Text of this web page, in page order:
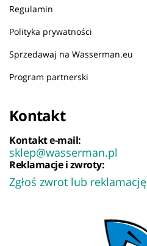
Regulamin
Polityka prywatności
Sprzedawaj na Wasserman.eu
Program partnerski
Kontakt
Kontakt e-mail:
sklep@wasserman.pl
Reklamacje i zwroty:
Zgłoś zwrot lub reklamację